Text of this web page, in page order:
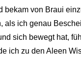
bekam von Braui
als ich genau
sich bewegt hat,
ich zu den Aleen